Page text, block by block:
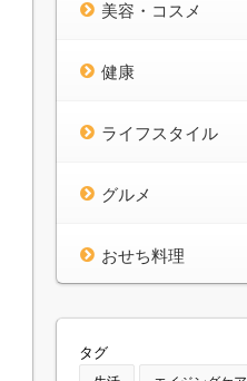
美容・コスメ
健康
ライフスタイル
グルメ
おせち料理
タグ